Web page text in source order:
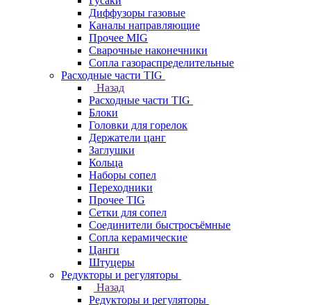
Диффузоры газовые
Каналы направляющие
Прочее MIG
Сварочные наконечники
Сопла газораспределительные
Расходные части TIG
Назад
Расходные части TIG
Блоки
Головки для горелок
Держатели цанг
Заглушки
Кольца
Наборы сопел
Переходники
Прочее TIG
Сетки для сопел
Соединители быстросъёмные
Сопла керамические
Цанги
Штуцеры
Редукторы и регуляторы
Назад
Редукторы и регуляторы